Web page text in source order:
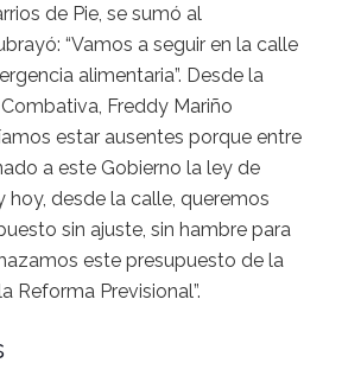
de Pie, se sumó al
“Vamos a seguir en la calle
alimentaria”. Desde la
Freddy Mariño
estar ausentes porque entre
a este Gobierno la ley de
hoy, desde la calle, queremos
sin ajuste, sin hambre para
este presupuesto de la
Reforma Previsional”.